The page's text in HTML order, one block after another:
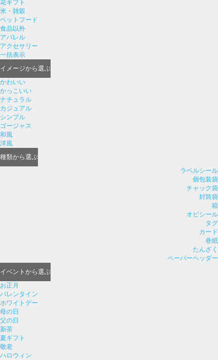
花ギフト
米・雑穀
ペットフード
食品以外
アパレル
アクセサリー
一括表示
イメージから選ぶ
かわいい
かっこいい
ナチュラル
カジュアル
シンプル
ゴージャス
和風
洋風
種類から選ぶ
ラベルシール
個包装袋
チャック袋
封筒袋
箱
オビシール
タグ
カード
巻紙
たんざく
ペーパーヘッダー
イベント から選ぶ
お正月
バレンタイン
ホワイトデー
母の日
父の日
新茶
夏ギフト
敬老
ハロウィン